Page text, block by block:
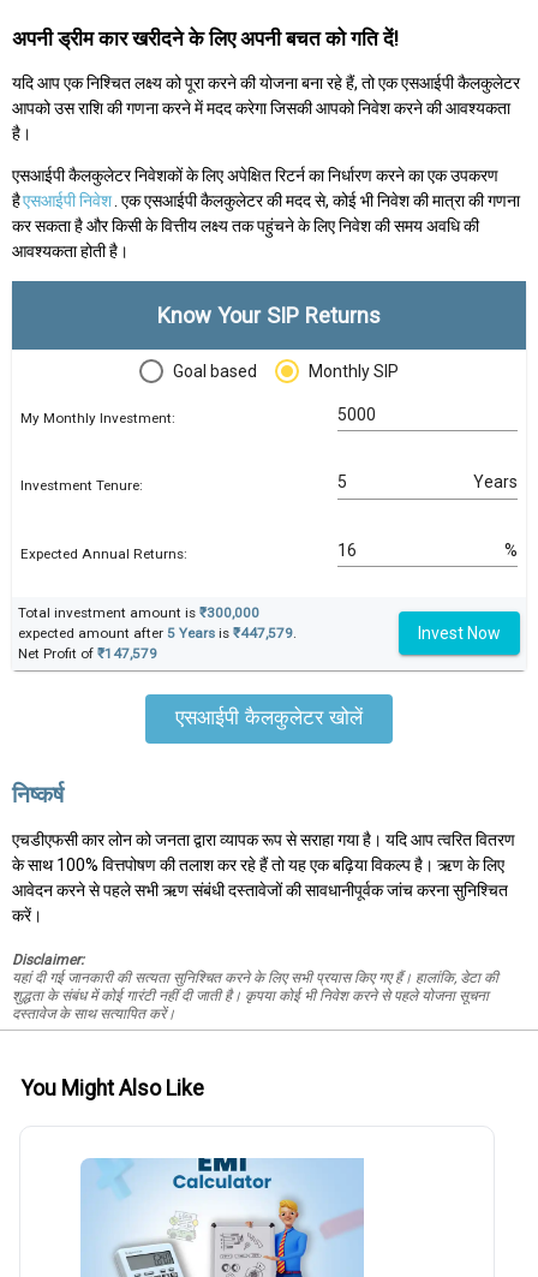
अपनी ड्रीम कार खरीदने के लिए अपनी बचत को गति दें!
यदि आप एक निश्चित लक्ष्य को पूरा करने की योजना बना रहे हैं, तो एक एसआईपी कैलकुलेटर
आपको उस राशि की गणना करने में मदद करेगा जिसकी आपको निवेश करने की आवश्यकता
है।
एसआईपी कैलकुलेटर निवेशकों के लिए अपेक्षित रिटर्न का निर्धारण करने का एक उपकरण
हैएसआईपी निवेश . एक एसआईपी कैलकुलेटर की मदद से, कोई भी निवेश की मात्रा की गणना
कर सकता है और किसी के वित्तीय लक्ष्य तक पहुंचने के लिए निवेश की समय अवधि की
आवश्यकता होती है।
Know Your SIP Returns
Goal based Monthly SIP
My Monthly Investment:
Investment Tenure: Years
Expected Annual Returns: %
Total investment amount is ₹300,000
expected amount after 5 Years is ₹447,579
Net Profit of ₹147,579
Invest Now
एसआईपी कैलकुलेटर खोलें
निष्कर्ष
एचडीएफसी कार लोन को जनता द्वारा व्यापक रूप से सराहा गया है। यदि आप त्वरित वितरण
के साथ 100% वित्तपोषण की तलाश कर रहे हैं तो यह एक बढ़िया विकल्प है। ऋण के लिए
आवेदन करने से पहले सभी ऋण संबंधी दस्तावेजों की सावधानीपूर्वक जांच करना सुनिश्चित
करें।
Disclaimer:
यहां दी गई जानकारी की सत्यता सुनिश्चित करने के लिए सभी प्रयास किए गए हैं। हालांकि, डेटा की
शुद्धता के संबंध में कोई गारंटी नहीं दी जाती है। कृपया कोई भी निवेश करने से पहले योजना सूचना
दस्तावेज के साथ सत्यापित करें।
You Might Also Like